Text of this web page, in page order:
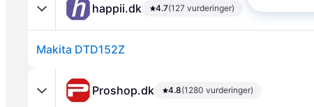
happii.dk 4.7(127 vurderinger)
Makita DTD152Z
Proshop.dk 4.8(1280 vurderinger)